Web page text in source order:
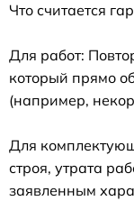
Что считается
Для работ:
который прямо
(например,
Для
строя, утрата
заявленным